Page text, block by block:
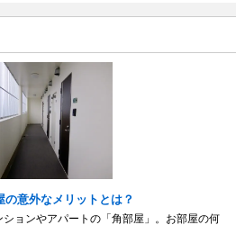
意外なメリットとは？
ョンやアパートの「角部屋」。お部屋の何